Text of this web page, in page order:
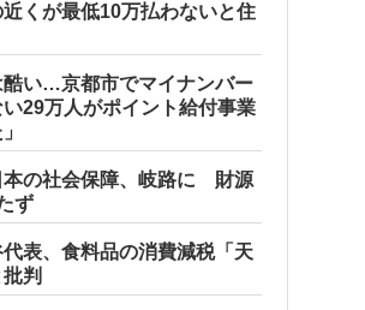
くが最低10万払わないと住
酷い…京都市でマイナンバー
29万人がポイント給付事業
本の社会保障、岐路に 財源
ず
代表、食料品の消費減税「天
判